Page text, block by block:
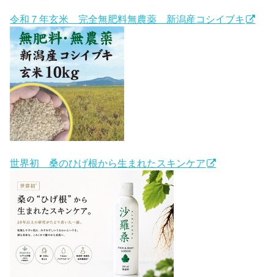
令和７年玄米 完全無肥料無農薬 新潟産コシイブキ
世界初 桑のひげ根から生まれたスキンケア